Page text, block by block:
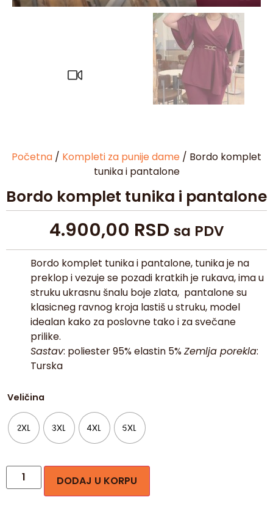
Početna / Kompleti za punije dame / Bordo komplet
tunika i pantalone
Bordo komplet tunika i pantalone
4.900,00 RSD sa PDV
Bordo komplet tunika i pantalone, tunika je na
preklop i vezuje se pozadi kratkih je rukava, ima u
struku ukrasnu šnalu boje zlata, pantalone su
klasicneg ravnog kroja lastiš u struku, model
idealan kako za poslovne tako i za svečane
prilike.
Sastav: poliester 95% elastin 5%Zemlja porekla:
Turska
Veličina
2XL 3XL 4XL 5XL
DODAJ U KORPU